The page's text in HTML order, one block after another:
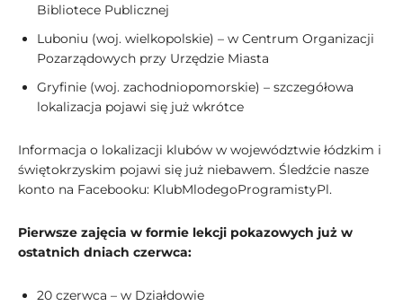
Bibliotece Publicznej
Luboniu (woj. wielkopolskie) – w Centrum Organizacji
Pozarządowych przy Urzędzie Miasta
Gryfinie (woj. zachodniopomorskie) – szczegółowa
lokalizacja pojawi się już wkrótce
Informacja o lokalizacji klubów w województwie łódzkim i
świętokrzyskim pojawi się już niebawem. Śledźcie nasze
konto na Facebooku: KlubMlodegoProgramistyPl.
Pierwsze zajęcia w formie lekcji pokazowych już w
ostatnich dniach czerwca:
20 czerwca – w Działdowie